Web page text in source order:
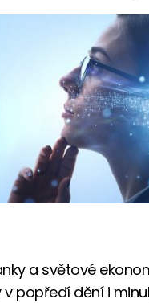
a světové
popředí dění i